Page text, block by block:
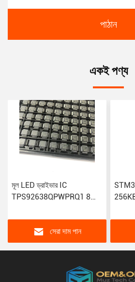
পাঠান
একই পণ্য
মূল LED ড্রাইভার IC
TPS92638QPWPRQ1 8
20-HTSSOP PWM ডিমিং
সেরা দাম পান
নমনীয়